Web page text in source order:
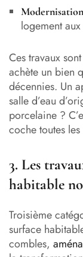
logement
Ces travaux
achète un bien
décennies. Un
salle d’eau
porcelaine ?
coche toutes
3. Les
habitable
Troisième
surface
combles,